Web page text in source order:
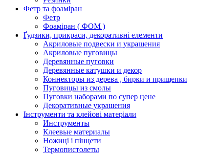
Фетр та фоаміран
Фетр
Фоаміран ( ФОМ )
Ґудзики, прикраси, декоративні елементи
Акриловые подвески и украшения
Акриловые пуговицы
Деревянные пуговки
Деревянные катушки и декор
Коннекторы из дерева , бирки и прищепки
Пуговицы из смолы
Пуговки наборами по супер цене
Декоративные украшения
Інструменти та клейові матеріали
Инструменты
Клеевые материалы
Ножиці і пінцети
Термопистолеты